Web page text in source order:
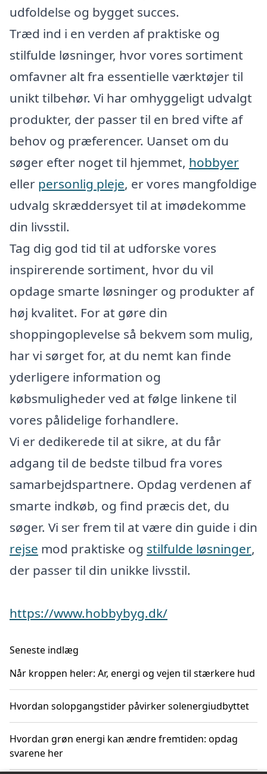
udfoldelse og bygget succes.
Træd ind i en verden af praktiske og
stilfulde løsninger, hvor vores sortiment
omfavner alt fra essentielle værktøjer til
unikt tilbehør. Vi har omhyggeligt udvalgt
produkter, der passer til en bred vifte af
behov og præferencer. Uanset om du
søger efter noget til hjemmet, hobbyer
eller personlig pleje, er vores mangfoldige
udvalg skræddersyet til at imødekomme
din livsstil.
Tag dig god tid til at udforske vores
inspirerende sortiment, hvor du vil
opdage smarte løsninger og produkter af
høj kvalitet. For at gøre din
shoppingoplevelse så bekvem som mulig,
har vi sørget for, at du nemt kan finde
yderligere information og
købsmuligheder ved at følge linkene til
vores pålidelige forhandlere.
Vi er dedikerede til at sikre, at du får
adgang til de bedste tilbud fra vores
samarbejdspartnere. Opdag verdenen af
smarte indkøb, og find præcis det, du
søger. Vi ser frem til at være din guide i din
rejse mod praktiske og stilfulde løsninger,
der passer til din unikke livsstil.
https://www.hobbybyg.dk/
Seneste indlæg
Når kroppen heler: Ar, energi og vejen til stærkere hud
Hvordan solopgangstider påvirker solenergiudbyttet
Hvordan grøn energi kan ændre fremtiden: opdag
svarene her